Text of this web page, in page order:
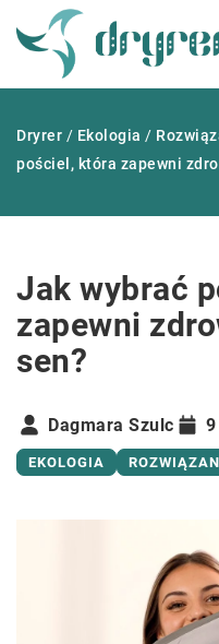
Dryrer / Ekologia /
pościel, która zapewni
Jak wybrać
zapewni
sen?
Dagmara Szulc
EKOLOGIA